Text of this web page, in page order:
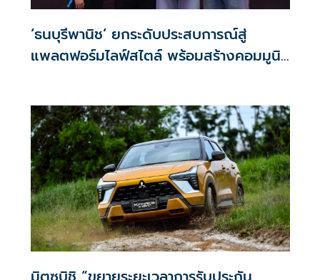
‘ธนบุรีพานิช’ ยกระดับประสบการณ์สู่
แพลตฟอร์มไลฟ์สไตล์ พร้อมสร้างคอมมูนิ